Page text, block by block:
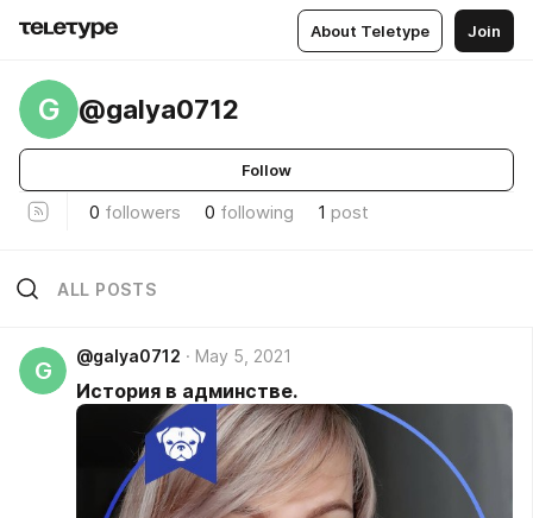
About Teletype Join
G @galya0712
Follow
0 followers 0 following 1 post
ALL POSTS
G
@galya0712 May 5, 2021
История в админстве.